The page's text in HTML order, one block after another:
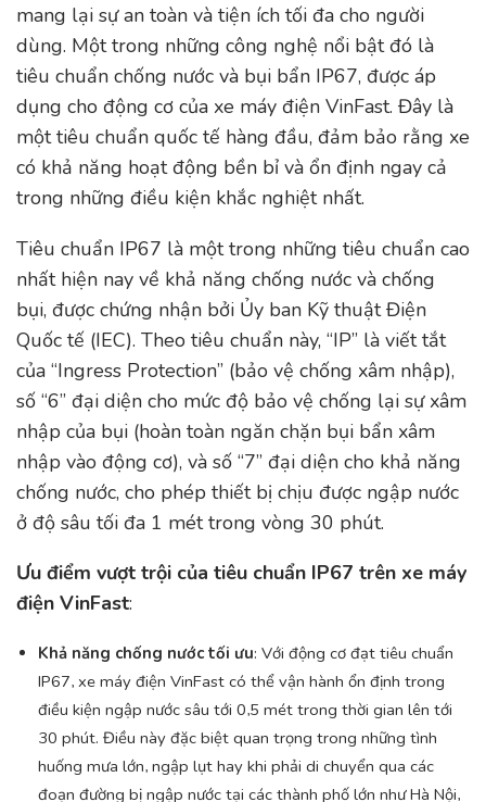
mang lại sự an toàn và tiện ích tối đa cho người
dùng. Một trong những công nghệ nổi bật đó là
tiêu chuẩn chống nước và bụi bẩn IP67, được áp
dụng cho động cơ của xe máy điện VinFast. Đây là
một tiêu chuẩn quốc tế hàng đầu, đảm bảo rằng xe
có khả năng hoạt động bền bỉ và ổn định ngay cả
trong những điều kiện khắc nghiệt nhất.
Tiêu chuẩn IP67 là một trong những tiêu chuẩn cao
nhất hiện nay về khả năng chống nước và chống
bụi, được chứng nhận bởi Ủy ban Kỹ thuật Điện
Quốc tế (IEC). Theo tiêu chuẩn này, “IP” là viết tắt
của “Ingress Protection” (bảo vệ chống xâm nhập),
số “6” đại diện cho mức độ bảo vệ chống lại sự xâm
nhập của bụi (hoàn toàn ngăn chặn bụi bẩn xâm
nhập vào động cơ), và số “7” đại diện cho khả năng
chống nước, cho phép thiết bị chịu được ngập nước
ở độ sâu tối đa 1 mét trong vòng 30 phút.
Ưu điểm vượt trội của tiêu chuẩn IP67 trên xe máy
điện VinFast:
Khả năng chống nước tối ưu: Với động cơ đạt tiêu chuẩn
IP67, xe máy điện VinFast có thể vận hành ổn định trong
điều kiện ngập nước sâu tới 0,5 mét trong thời gian lên tới
30 phút. Điều này đặc biệt quan trọng trong những tình
huống mưa lớn, ngập lụt hay khi phải di chuyển qua các
đoạn đường bị ngập nước tại các thành phố lớn như Hà Nội,